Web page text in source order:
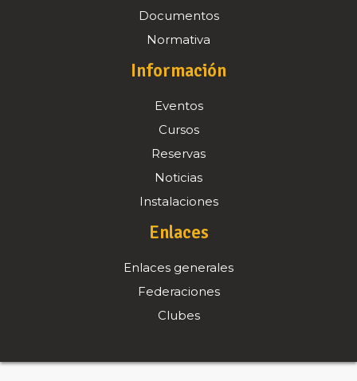
Documentos
Normativa
Información
Eventos
Cursos
Reservas
Noticias
Instalaciones
Enlaces
Enlaces generales
Federaciones
Clubes